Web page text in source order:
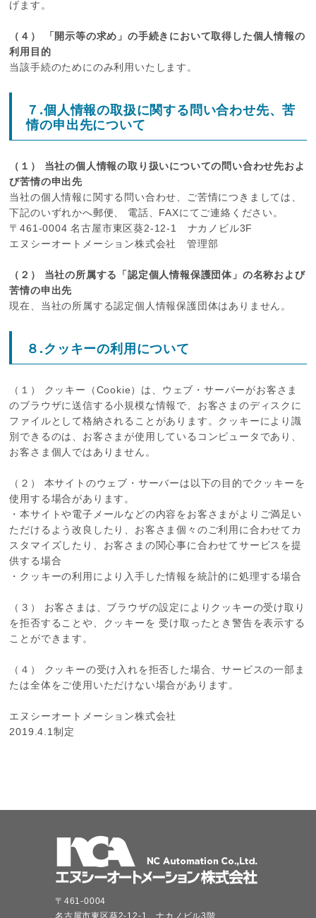
げます。
（４） 「開示等の求め」の手続きにおいて取得した個人情報の
利用目的
当該手続のためにのみ利用いたします。
７.個人情報の取扱に関する問い合わせ先、苦
情の申出先について
（１） 当社の個人情報の取り扱いについての問い合わせ先およ
び苦情の申出先
当社の個人情報に関する問い合わせ、ご苦情につきましては、
下記のいずれかへ郵便、 電話、FAXにてご連絡ください。
〒461-0004 名古屋市東区葵2-12-1 ナカノビル3F
エヌシーオートメーション株式会社 管理部
（２） 当社の所属する「認定個人情報保護団体」の名称および
苦情の申出先
現在、当社の所属する認定個人情報保護団体はありません。
８.クッキーの利用について
（１） クッキー（Cookie）は、ウェブ・サーバーがお客さま
のブラウザに送信する小規模な情報で、お客さまのディスクに
ファイルとして格納されることがあります。クッキーにより識
別できるのは、お客さまが使用しているコンピュータであり、
お客さま個人ではありません。
（２） 本サイトのウェブ・サーバーは以下の目的でクッキーを
使用する場合があります。
・本サイトや電子メールなどの内容をお客さまがよりご満足い
ただけるよう改良したり、お客さま個々のご利用に合わせてカ
スタマイズしたり、お客さまの関心事に合わせてサービスを提
供する場合
・クッキーの利用により入手した情報を統計的に処理する場合
（３） お客さまは、ブラウザの設定によりクッキーの受け取り
を拒否することや、クッキーを 受け取ったとき警告を表示する
ことができます。
（４） クッキーの受け入れを拒否した場合、サービスの一部ま
たは全体をご使用いただけない場合があります。
エヌシーオートメーション株式会社
2019.4.1制定
〒461-0004
名古屋市東区葵2-12-1 ナカノビル3階